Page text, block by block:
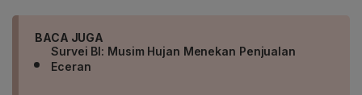
BACA JUGA
Survei BI: Musim Hujan Menekan Penjualan
Eceran